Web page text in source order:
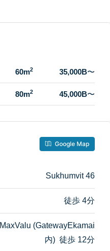
60m2 35,000B〜
80m2 45,000B〜
Google Map
Sukhumvit 46
徒歩 4分
MaxValu (GatewayEkamai
内) 徒歩 12分